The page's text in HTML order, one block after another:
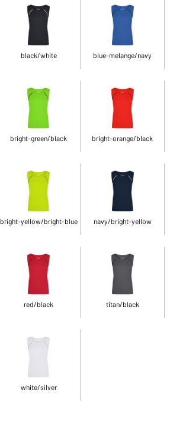
black/white blue-melange/navy
bright-green/black bright-orange/black
bright-yellow/bright-blue navy/bright-yellow
red/black titan/black
white/silver